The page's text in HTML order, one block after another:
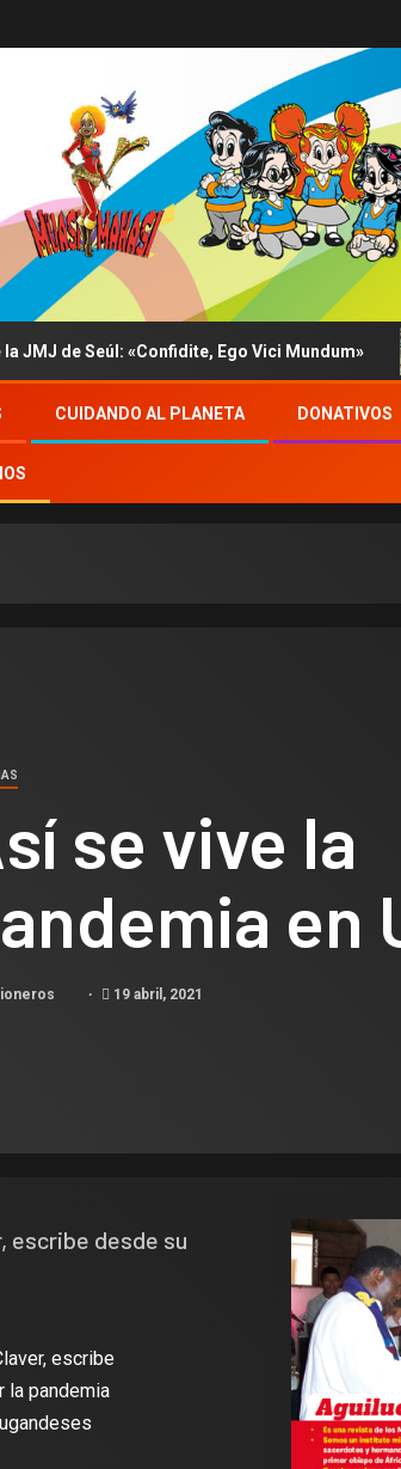
«Confidite, Ego Vici Mundum»
CUIDANDO AL PLANETA DONATIVOS
se vive la
en
19 abril, 2021
escribe desde su
escribe
la pandemia